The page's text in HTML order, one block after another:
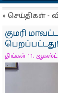
» செய்திகள் -
குமரி
பெறப்பட்டது!
திங்கள் 11, ஆகஸ்ட்